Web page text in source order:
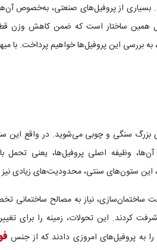
از پروفیل‌های صنعتی، به‌خصوص
همین ساختار است که ضمن کاهش وزن
به بررسی این پروفیل‌ها خواهیم پرداخت. با
بزرگ سنگی و چوبی می‌شوید. در واقع این
وظیفه اصلی پروفیل‌ها، یعنی تحمل
این ستون‌های سنتی، محدودیت‌های زیادی نیز
نیاز به مصالح ساختمانی
کردند. این تحولات، زمینه را برای
به پروفیل‌های امروزی دادند که از جنس